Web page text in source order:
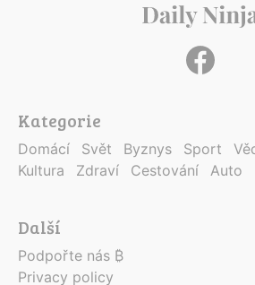
Kategorie
Domácí Svět Byznys Sport
Kultura
Zdraví Cestování Auto
Další
Podpořte nás ₿
Privacy policy